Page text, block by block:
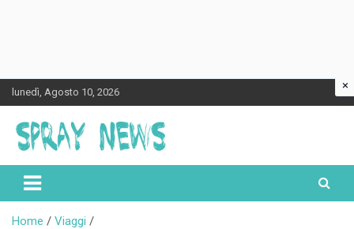
Skip
to
content
lunedì, Agosto 10, 2026
Spraynews.it
Home
Viaggi
×